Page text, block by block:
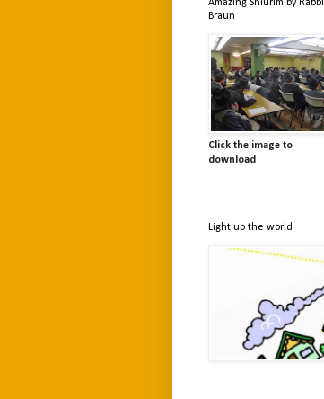
Amazing Shiurim by Rabbi
Braun
Click the image to
download
Light up the world